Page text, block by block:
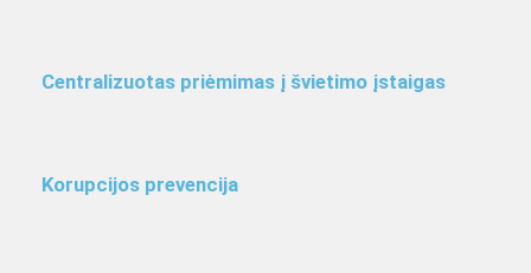
Centralizuotas priėmimas į švietimo įstaigas
Korupcijos prevencija